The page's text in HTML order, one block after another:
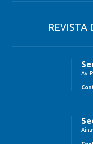
REVISTA
Av.